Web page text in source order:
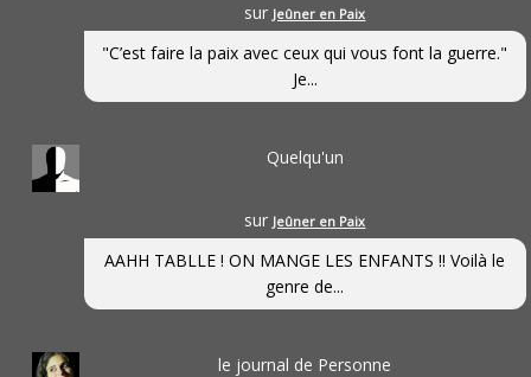
sur Jeûner en Paix
"C’est faire la paix avec ceux qui vous font la guerre."
Je...
Quelqu'un
sur Jeûner en Paix
AAHH TABLLE ! ON MANGE LES ENFANTS !! Voilà le
genre de...
le journal de Personne